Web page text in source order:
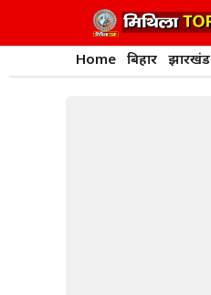
Home बिहार झारखंड